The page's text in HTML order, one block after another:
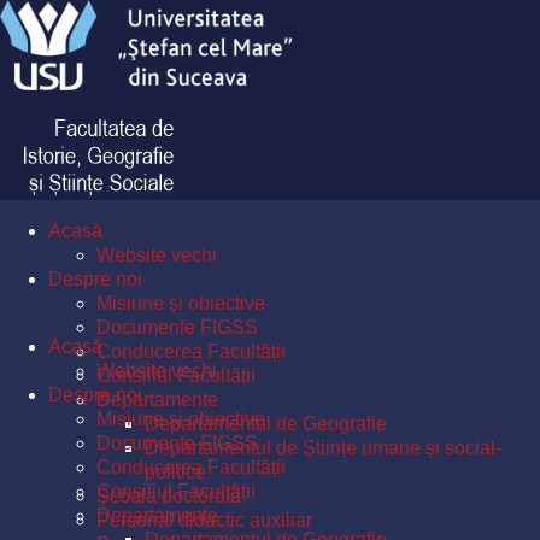
Acasă
Website vechi
Despre noi
Misiune și obiective
Documente FIGSS
Conducerea Facultății
Consiliul Facultății
Departamente
Departamentul de Geografie
Departamentul de Științe umane și social-
politice
Școala doctorală
Personal didactic auxiliar
Acasă
Website vechi
Despre noi
Misiune și obiective
Documente FIGSS
Conducerea Facultății
Consiliul Facultății
Departamente